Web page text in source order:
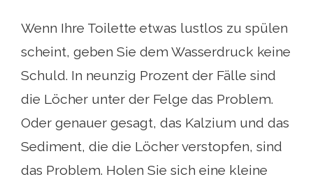
Wenn Ihre Toilette etwas lustlos zu spülen
scheint, geben Sie dem Wasserdruck keine
Schuld. In neunzig Prozent der Fälle sind
die Löcher unter der Felge das Problem.
Oder genauer gesagt, das Kalzium und das
Sediment, die die Löcher verstopfen, sind
das Problem. Holen Sie sich eine kleine